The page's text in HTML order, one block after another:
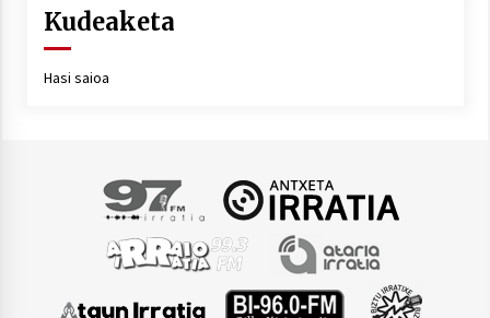
Kudeaketa
Hasi saioa